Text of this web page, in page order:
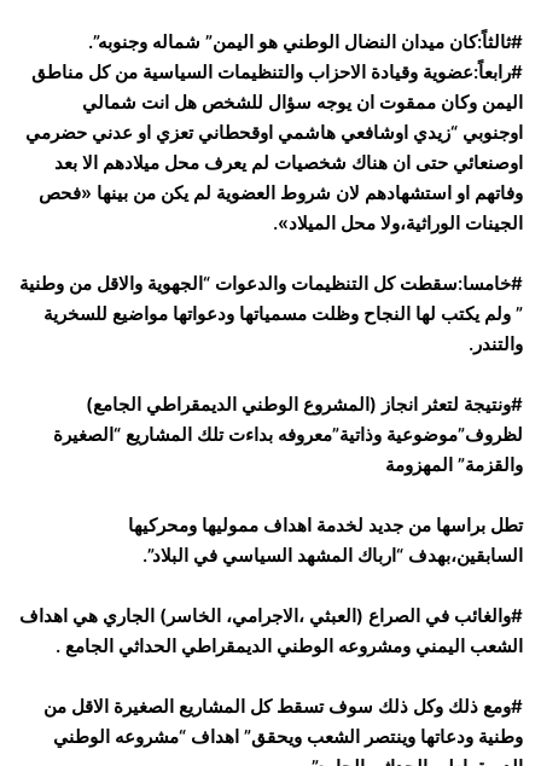
#ثالثاً:كان ميدان النضال الوطني هو اليمن” شماله وجنوبه”.
#رابعاً:عضوية وقيادة الاحزاب والتنظيمات السياسية من كل مناطق
اليمن وكان ممقوت ان يوجه سؤال للشخص هل انت شمالي
اوجنوبي “زيدي اوشافعي هاشمي اوقحطاني تعزي او عدني حضرمي
اوصنعائي حتى ان هناك شخصيات لم يعرف محل ميلادهم الا بعد
وفاتهم او استشهادهم لان شروط العضوية لم يكن من بينها «فحص
الجينات الوراثية،ولا محل الميلاد».
#خامسا:سقطت كل التنظيمات والدعوات “الجهوية والاقل من وطنية
” ولم يكتب لها النجاح وظلت مسمياتها ودعواتها مواضيع للسخرية
والتندر.
#ونتيجة لتعثر انجاز (المشروع الوطني الديمقراطي الجامع)
لظروف”موضوعية وذاتية”معروفه بداءت تلك المشاريع “الصغيرة
والقزمة” المهزومة
تطل براسها من جديد لخدمة اهداف مموليها ومحركيها
السابقين،بهدف “ارباك المشهد السياسي في البلاد”.
#والغائب في الصراع (العبثي ،الاجرامي، الخاسر) الجاري هي اهداف
الشعب اليمني ومشروعه الوطني الديمقراطي الحداثي الجامع .
#ومع ذلك وكل ذلك سوف تسقط كل المشاريع الصغيرة الاقل من
وطنية ودعاتها وينتصر الشعب ويحقق” اهداف “مشروعه الوطني